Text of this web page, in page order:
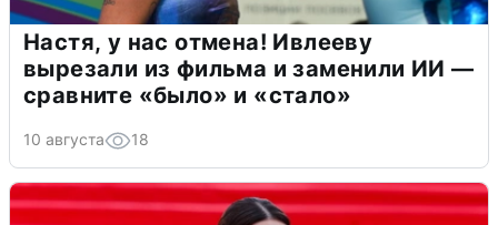
Настя, у нас отмена! Ивлееву
вырезали из фильма и заменили ИИ —
сравните «было» и «стало»
10 августа 18